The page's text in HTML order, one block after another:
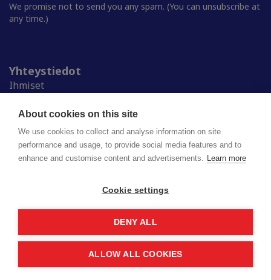
About cookies on this site
We use cookies to collect and analyse information on site
performance and usage, to provide social media features and to
enhance and customise content and advertisements. Learn more
Cookie settings
DENY ALL
ALLOW ALL COOKIES
We promise not to send you any spam. (You can unsubscribe at
any time.)
Yhteystiedot
Ihmiset
Ylioppilaskunnat
Alumnille
Suomen ylioppilaskuntien liitto (SYL) ry
Privacy policy
Saavutettavuusseloste
© 2026 SYL. Created byValve